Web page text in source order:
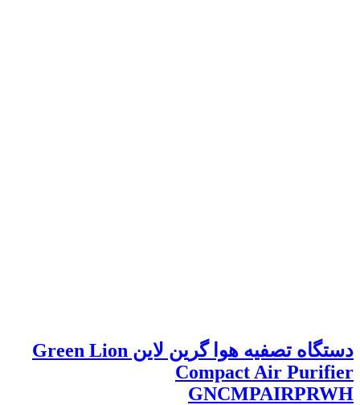
دستگاه تصفیه هوا گرین لاین Green Lion
Compact Air Purifier
GNCMPAIRPRWH